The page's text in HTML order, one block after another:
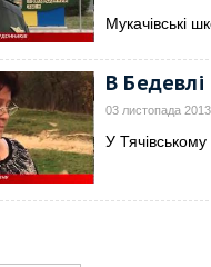
Мукачівські
В
03 листопада
У